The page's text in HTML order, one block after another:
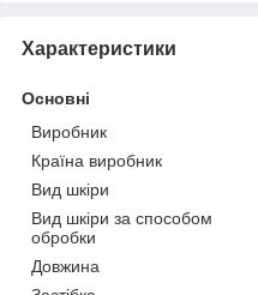
Характеристики
Основні
Виробник
Країна виробник
Вид шкіри
Вид шкіри за способом
обробки
Довжина